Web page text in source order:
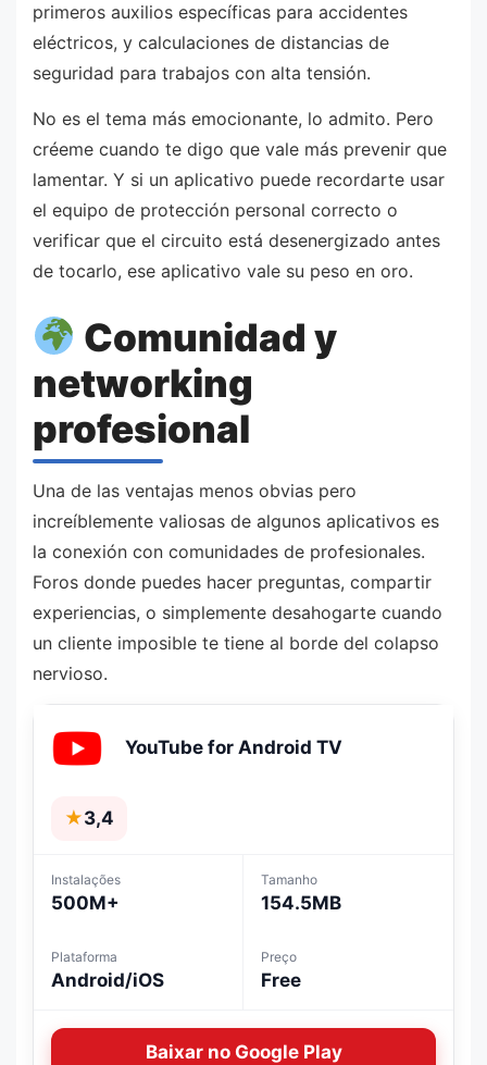
primeros auxilios específicas para accidentes
eléctricos, y calculaciones de distancias de
seguridad para trabajos con alta tensión.
No es el tema más emocionante, lo admito. Pero
créeme cuando te digo que vale más prevenir que
lamentar. Y si un aplicativo puede recordarte usar
el equipo de protección personal correcto o
verificar que el circuito está desenergizado antes
de tocarlo, ese aplicativo vale su peso en oro.
Comunidad y
networking
profesional
Una de las ventajas menos obvias pero
increíblemente valiosas de algunos aplicativos es
la conexión con comunidades de profesionales.
Foros donde puedes hacer preguntas, compartir
experiencias, o simplemente desahogarte cuando
un cliente imposible te tiene al borde del colapso
nervioso.
YouTube for Android TV
★3,4
Instalações
500M+
Tamanho
154.5MB
Plataforma
Android/iOS
Preço
Free
Baixar no Google Play